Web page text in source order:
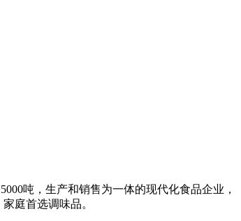
吨，生产和销售为一体的现代化食品企业，
庭首选调味品。